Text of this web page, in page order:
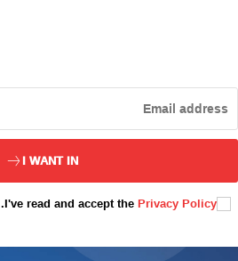
ئەزا بولاي
I WANT IN
I've read and accept the Privacy Policy
.